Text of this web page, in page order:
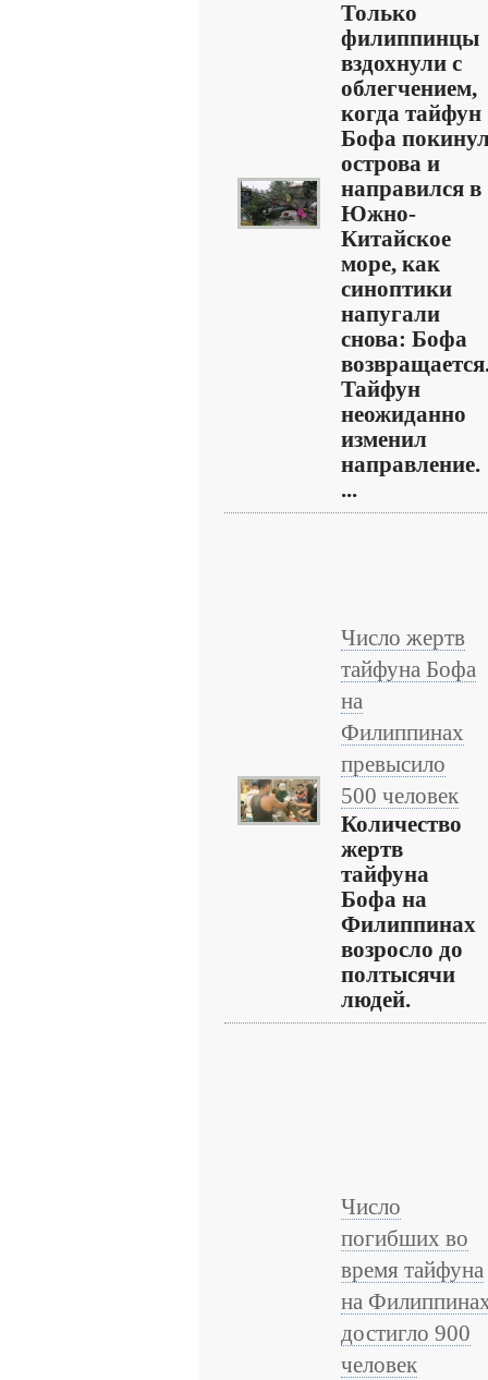
Только
филиппинцы
вздохнули с
облегчением,
когда тайфун
Бофа
острова и
направился в
Южно-
Китайское
море, как
синоптики
напугали
снова: Бофа
Тайфун
неожиданно
изменил
направление.
...
Число жертв
тайфуна Бофа
на
Филиппинах
превысило
500 человек
Количество
жертв
тайфуна
Бофа на
Филиппинах
возросло до
полтысячи
людей.
Число
погибших во
время тайфуна
на
достигло 900
человек